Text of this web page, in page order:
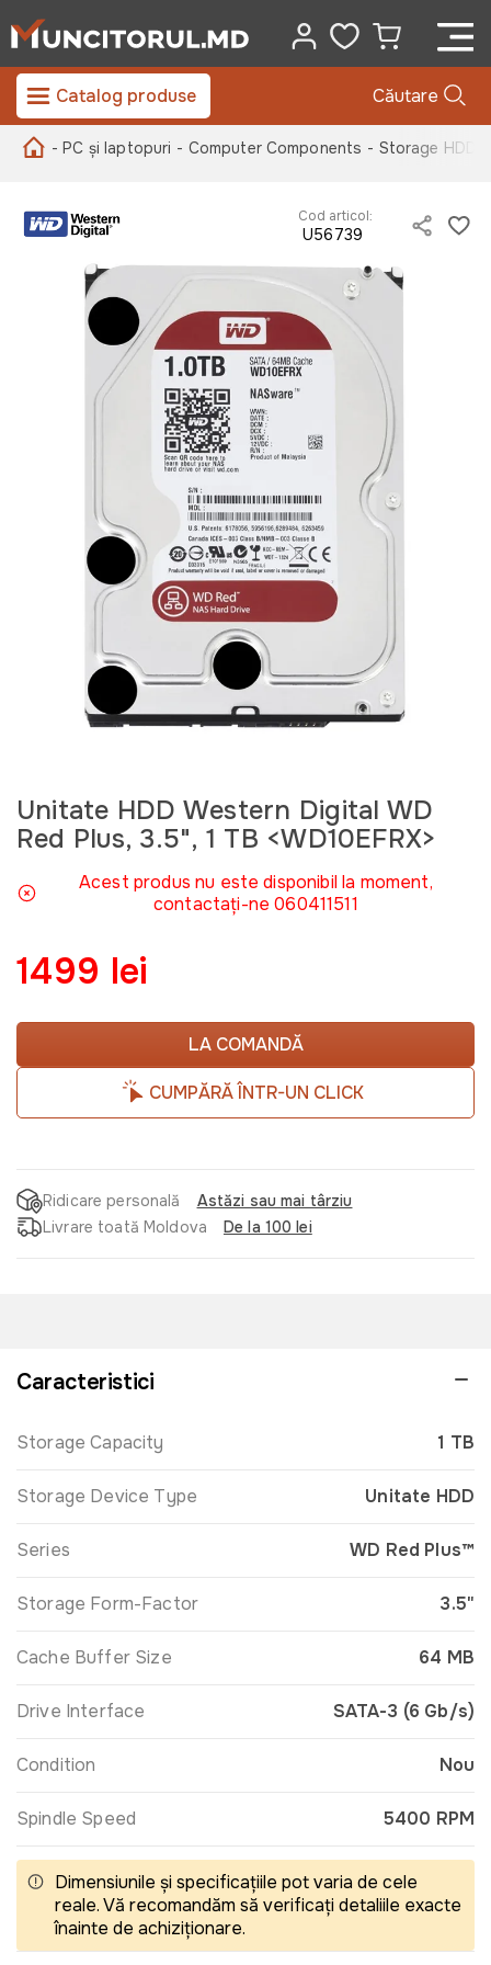
Catalog produse Căutare
- PC și laptopuri - Computer Components - Storage HDD
Cod articol:
U56739
Unitate HDD Western Digital WD
Red Plus, 3.5", 1 TB <WD10EFRX>
Acest produs nu este disponibil la moment,
contactați-ne 060411511
1499 lei
LA COMANDĂ
CUMPĂRĂ ÎNTR-UN CLICK
Ridicare personală
Astăzi sau mai târziu
Livrare toată Moldova
De la 100 lei
Caracteristici
Storage Capacity 1 TB
Storage Device Type Unitate HDD
Series WD Red Plus™
Storage Form-Factor 3.5"
Cache Buffer Size 64 MB
Drive Interface SATA-3 (6 Gb/s)
Condition Nou
Spindle Speed 5400 RPM
Dimensiunile și specificațiile pot varia de cele
reale. Vă recomandăm să verificați detaliile exacte
înainte de achiziționare.